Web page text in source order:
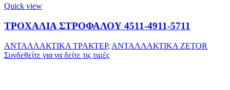
Quick view
ΤΡΟΧΑΛΙΑ ΣΤΡΟΦΑΛΟΥ 4511-4911-5711
ΑΝΤΑΛΛΑΚΤΙΚΑ ΤΡΑΚΤΕΡ, ΑΝΤΑΛΛΑΚΤΙΚΑ ZETOR
Συνδεθείτε για να δείτε τις τιμές